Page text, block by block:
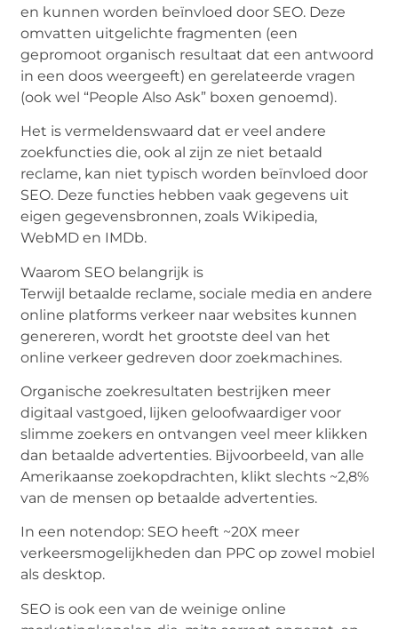
en kunnen worden beïnvloed door SEO. Deze
omvatten uitgelichte fragmenten (een
gepromoot organisch resultaat dat een antwoord
in een doos weergeeft) en gerelateerde vragen
(ook wel “People Also Ask” boxen genoemd).
Het is vermeldenswaard dat er veel andere
zoekfuncties die, ook al zijn ze niet betaald
reclame, kan niet typisch worden beïnvloed door
SEO. Deze functies hebben vaak gegevens uit
eigen gegevensbronnen, zoals Wikipedia,
WebMD en IMDb.
Waarom SEO belangrijk is
Terwijl betaalde reclame, sociale media en andere
online platforms verkeer naar websites kunnen
genereren, wordt het grootste deel van het
online verkeer gedreven door zoekmachines.
Organische zoekresultaten bestrijken meer
digitaal vastgoed, lijken geloofwaardiger voor
slimme zoekers en ontvangen veel meer klikken
dan betaalde advertenties. Bijvoorbeeld, van alle
Amerikaanse zoekopdrachten, klikt slechts ~2,8%
van de mensen op betaalde advertenties.
In een notendop: SEO heeft ~20X meer
verkeersmogelijkheden dan PPC op zowel mobiel
als desktop.
SEO is ook een van de weinige online